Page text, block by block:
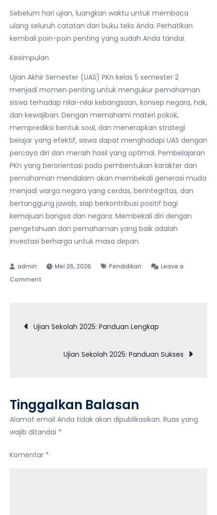
Sebelum hari ujian, luangkan waktu untuk membaca
ulang seluruh catatan dan buku teks Anda. Perhatikan
kembali poin-poin penting yang sudah Anda tandai.
Kesimpulan
Ujian Akhir Semester (UAS) PKn kelas 5 semester 2
menjadi momen penting untuk mengukur pemahaman
siswa terhadap nilai-nilai kebangsaan, konsep negara, hak,
dan kewajiban. Dengan memahami materi pokok,
memprediksi bentuk soal, dan menerapkan strategi
belajar yang efektif, siswa dapat menghadapi UAS dengan
percaya diri dan meraih hasil yang optimal. Pembelajaran
PKn yang berorientasi pada pembentukan karakter dan
pemahaman mendalam akan membekali generasi muda
menjadi warga negara yang cerdas, berintegritas, dan
bertanggung jawab, siap berkontribusi positif bagi
kemajuan bangsa dan negara. Membekali diri dengan
pengetahuan dan pemahaman yang baik adalah
investasi berharga untuk masa depan.
Mei 26, 2026 Pendidikan
Leave a
Comment
Kelas
Semester
Navigasi
Ujian Sekolah 2025: Panduan Lengkap
Ujian Sekolah 2025: Panduan Sukses
Tinggalkan Balasan
Alamat email Anda tidak akan dipublikasikan. Ruas yang
wajib ditandai *
Komentar *